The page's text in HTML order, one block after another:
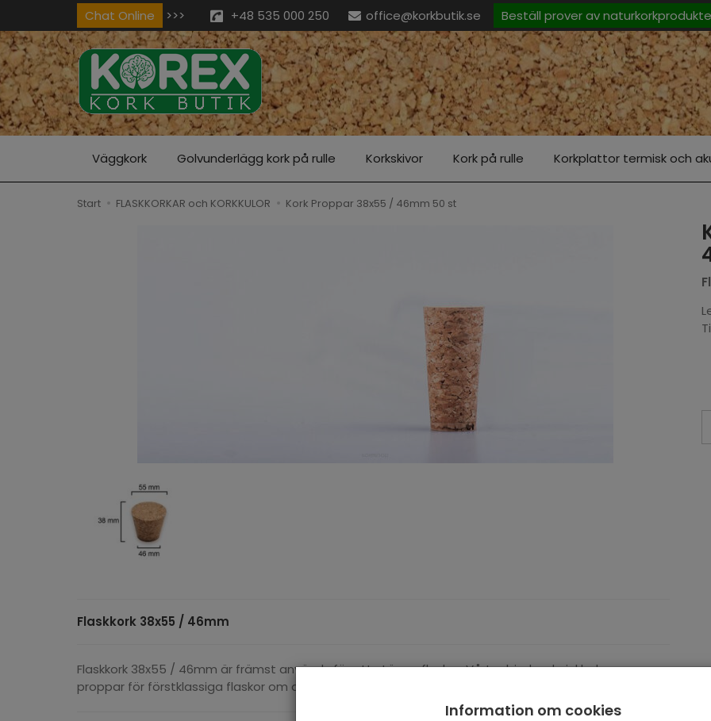
Chat Online >>> +48 535 000 250 office@korkbutik.se Beställ prover av
Väggkork Golvunderlägg kork på rulle Korkskivor Kork på rulle Korkplattor termisk och
Start FLASKKORKAR och KORKKULOR Kork Proppar 38x55 / 46mm 50 st
Flaskkork 38x55 / 46mm
Flaskkork 38x55 / 46mm är främst används för att stänga flaskor. Vårt erbjudande inkluderar
proppar för förstklassiga flaskor om du behöver andra storlekar på
Information om cookies